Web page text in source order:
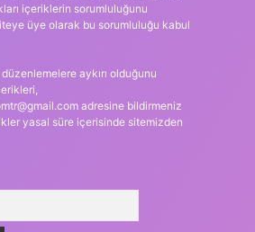
içeriklerin sorumluluğunu
üye olarak bu sorumluluğu kabul
aykırı olduğunu
adresine bildirmeniz
yasal süre içerisinde sitemizden